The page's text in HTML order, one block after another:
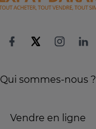
Qui sommes-nous ?
Vendre en ligne